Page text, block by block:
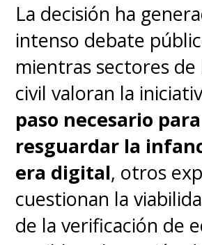
La decisión ha
intenso debate
mientras sectores de
civil valoran la
paso necesario para
resguardar la
era digital, otros
cuestionan la
de la verificación de